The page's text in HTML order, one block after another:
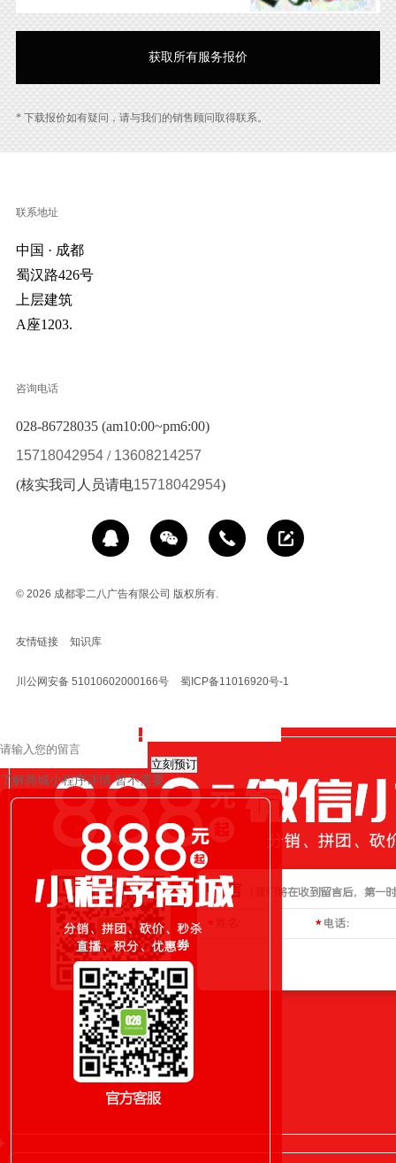
* 下载报价如有疑问，请与我们的销售顾问取得联系。
联系地址
中国 · 成都
蜀汉路426号
上层建筑
A座1203.
咨询电话
028-86728035 (am10:00~pm6:00)
15718042954/ 13608214257
(核实我司人员请电15718042954)
© 2026 成都零二八广告有限公司 版权所有.
友情链接 知识库
川公网安备 51010602000166号 蜀ICP备11016920号-1
立刻预订
了解商城小程序详情 暂不需要